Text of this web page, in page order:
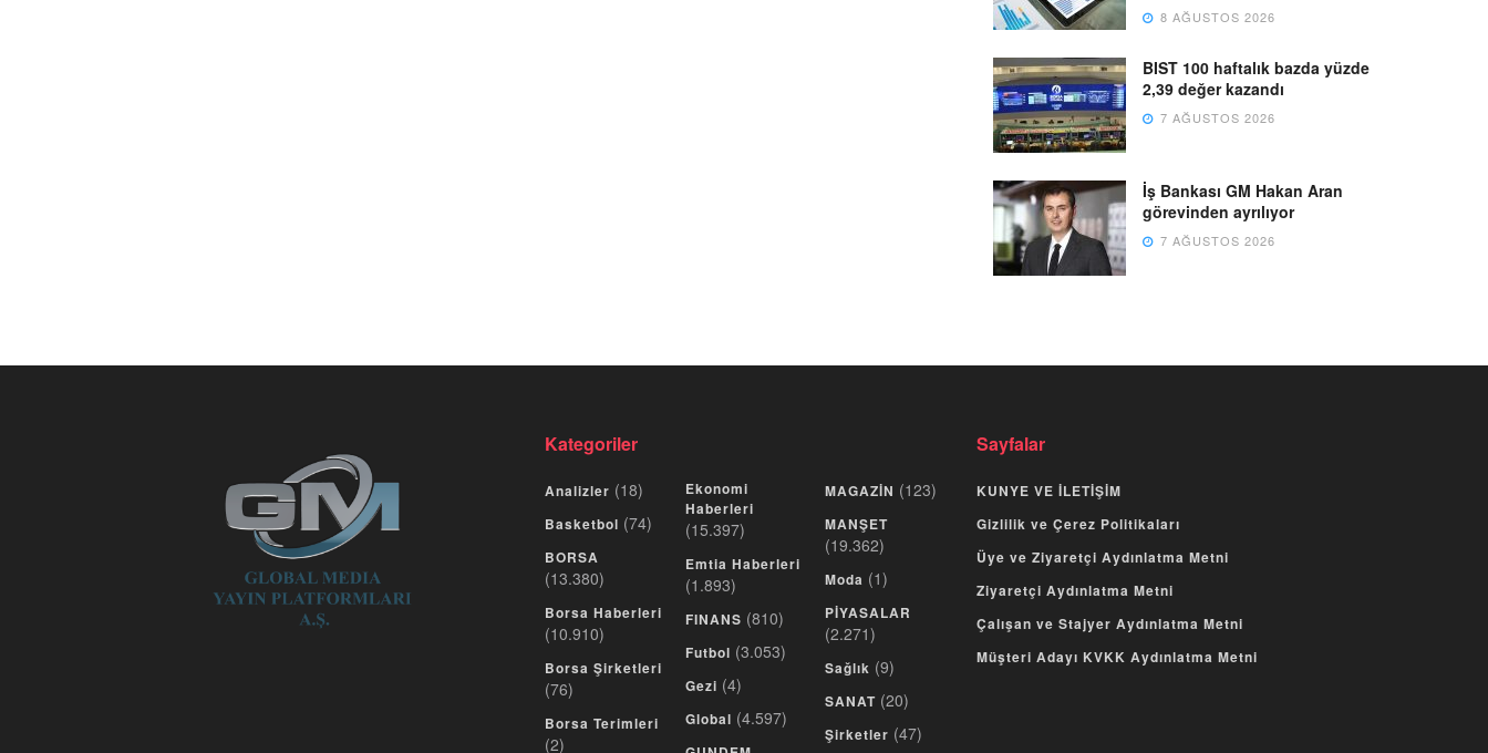
8 AĞUSTOS 2026
BIST 100 haftalık bazda yüzde
2,39 değer kazandı
7 AĞUSTOS 2026
İş Bankası GM Hakan Aran
görevinden ayrılıyor
7 AĞUSTOS 2026
Kategoriler
Analizler (18)
Basketbol (74)
BORSA
(13.380)
Borsa Haberleri
(10.910)
Borsa Şirketleri
(76)
Borsa Terimleri
(2)
Ekonomi
Haberleri
(15.397)
Emtia Haberleri
(1.893)
FINANS (810)
Futbol (3.053)
Gezi (4)
Global (4.597)
MAGAZİN (123)
MANŞET
(19.362)
Moda (1)
PİYASALAR
(2.271)
Sağlık (9)
SANAT (20)
Şirketler (47)
Sayfalar
KUNYE VE İLETİŞİM
Gizlilik ve Çerez Politikaları
Üye ve Ziyaretçi Aydınlatma Metni
Ziyaretçi Aydınlatma Metni
Çalışan ve Stajyer Aydınlatma Metni
Müşteri Adayı KVKK Aydınlatma Metni